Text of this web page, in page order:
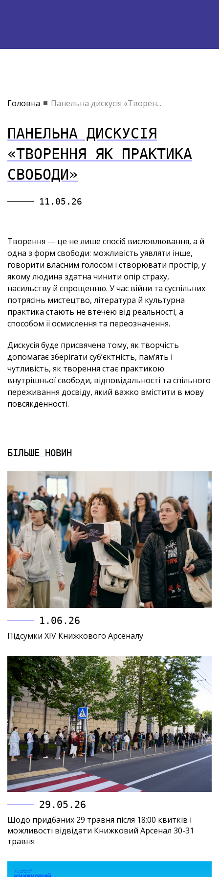
Головна Панельна дискусія «Творен...
ПАНЕЛЬНА ДИСКУСІЯ
«ТВОРЕННЯ ЯК ПРАКТИКА
СВОБОДИ»
11.05.26
БІЛЬШЕ НОВИН
1.06.26
Підсумки XIV Книжкового Арсеналу
29.05.26
Щодо придбаних 29 травня після 18:00 квитків і
можливості відвідати Книжковий Арсенал 30-31
травня
Творення — це не лише спосіб висловлювання, а й
одна з форм свободи: можливість уявляти інше,
говорити власним голосом і створювати простір, у
якому людина здатна чинити опір страху,
насильству й спрощенню. У час війни та суспільних
потрясінь мистецтво, література й культурна
практика стають не втечею від реальності, а
способом її осмислення та переозначення.
Дискусія буде присвячена тому, як творчість
допомагає зберігати суб’єктність, пам’ять і
чутливість, як творення стає практикою
внутрішньої свободи, відповідальності та спільного
переживання досвіду, який важко вмістити в мову
повсякденності.